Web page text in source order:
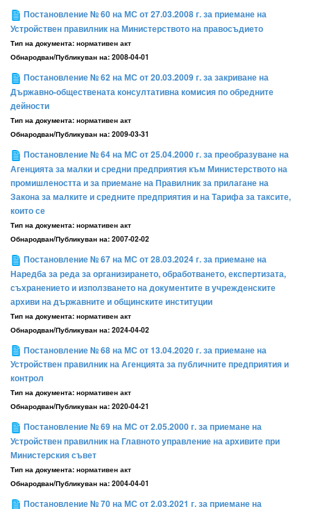
Постановление № 60 на МС от 27.03.2008 г. за приемане на
Устройствен правилник на Министерството на правосъдието
Тип на документа: нормативен акт
Обнародван/Публикуван на: 2008-04-01
Постановление № 62 на МС от 20.03.2009 г. за закриване на
Държавно-обществената консултативна комисия по обредните
дейности
Тип на документа: нормативен акт
Обнародван/Публикуван на: 2009-03-31
Постановление № 64 на МС от 25.04.2000 г. за преобразуване на
Агенцията за малки и средни предприятия към Министерството на
промишлеността и за приемане на Правилник за прилагане на
Закона за малките и средните предприятия и на Тарифа за таксите,
които се
Тип на документа: нормативен акт
Обнародван/Публикуван на: 2007-02-02
Постановление № 67 на МС от 28.03.2024 г. за приемане на
Наредба за реда за организирането, обработването, експертизата,
съхранението и използването на документите в учрежденските
архиви на държавните и общинските институции
Тип на документа: нормативен акт
Обнародван/Публикуван на: 2024-04-02
Постановление № 68 на МС от 13.04.2020 г. за приемане на
Устройствен правилник на Агенцията за публичните предприятия и
контрол
Тип на документа: нормативен акт
Обнародван/Публикуван на: 2020-04-21
Постановление № 69 на МС от 2.05.2000 г. за приемане на
Устройствен правилник на Главното управление на архивите при
Министерския съвет
Тип на документа: нормативен акт
Обнародван/Публикуван на: 2004-04-01
Постановление № 70 на МС от 2.03.2021 г. за приемане на